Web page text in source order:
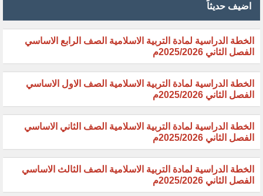
اضيف حديثاً
الخطة الدراسية لمادة التربية الاسلامية الصف الرابع الاساسي
الفصل الثاني 2025/2026م
الخطة الدراسية لمادة التربية الاسلامية الصف الاول الاساسي
الفصل الثاني 2025/2026م
الخطة الدراسية لمادة التربية الاسلامية الصف الثاني الاساسي
الفصل الثاني 2025/2026م
الخطة الدراسية لمادة التربية الاسلامية الصف الثالث الاساسي
الفصل الثاني 2025/2026م